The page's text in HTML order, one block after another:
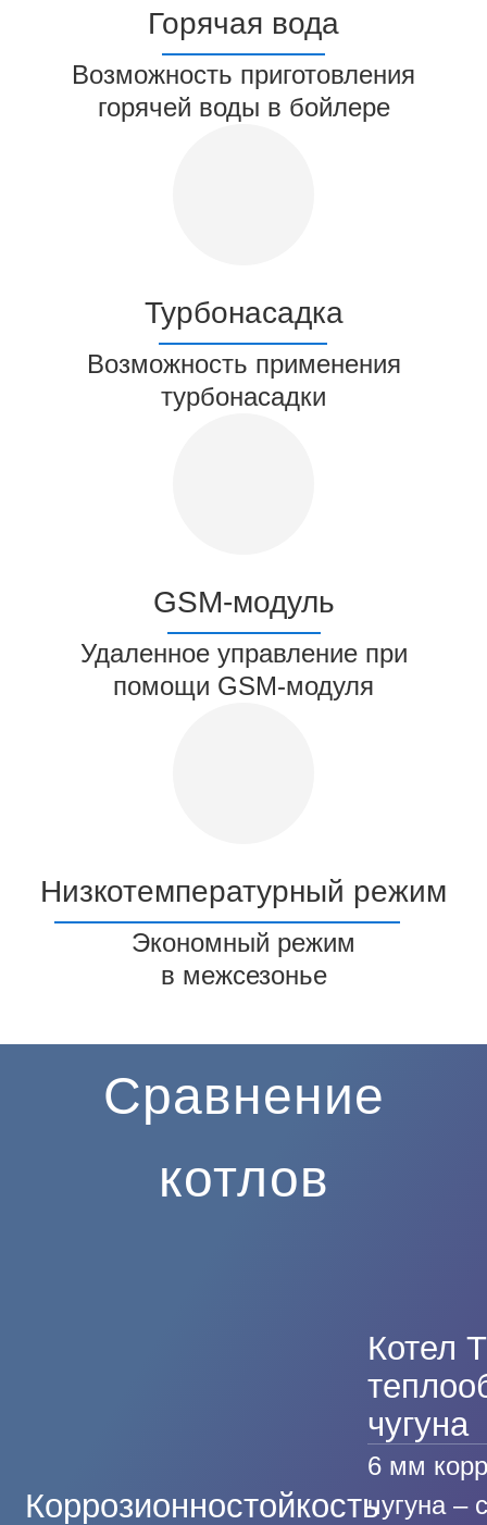
Горячая вода
Возможность приготовления
горячей воды в бойлере
Турбонасадка
Возможность применения
турбонасадки
GSM-модуль
Удаленное управление при
помощи GSM-модуля
Низкотемпературный режим
Экономный режим
в межсезонье
Сравнение
котлов
Коррозионностойкость
Котел
чугуна
6 мм
чугуна –